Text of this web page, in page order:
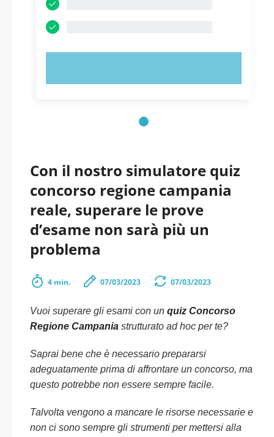
Con il nostro simulatore quiz
concorso regione campania
reale, superare le prove
d’esame non sarà più un
problema
4 min. 07/03/2023 07/03/2023
Vuoi superare gli esami con un quiz Concorso
Regione Campania strutturato ad hoc per te?
Saprai bene che è necessario prepararsi
adeguatamente prima di affrontare un concorso, ma
questo potrebbe non essere sempre facile.
Talvolta vengono a mancare le risorse necessarie e
non ci sono sempre gli strumenti per mettersi alla